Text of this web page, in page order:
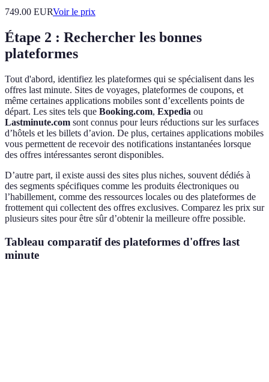
749.00 EURVoir le prix
Étape 2 : Rechercher les bonnes
plateformes
Tout d'abord, identifiez les plateformes qui se spécialisent dans les
offres last minute. Sites de voyages, plateformes de coupons, et
même certaines applications mobiles sont d’excellents points de
départ. Les sites tels que Booking.com, Expedia ou
Lastminute.com sont connus pour leurs réductions sur les surfaces
d’hôtels et les billets d’avion. De plus, certaines applications mobiles
vous permettent de recevoir des notifications instantanées lorsque
des offres intéressantes seront disponibles.
D’autre part, il existe aussi des sites plus niches, souvent dédiés à
des segments spécifiques comme les produits électroniques ou
l’habillement, comme des ressources locales ou des plateformes de
frottement qui collectent des offres exclusives. Comparez les prix sur
plusieurs sites pour être sûr d’obtenir la meilleure offre possible.
Tableau comparatif des plateformes d'offres last
minute